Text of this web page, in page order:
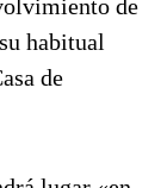
de
habitual
de